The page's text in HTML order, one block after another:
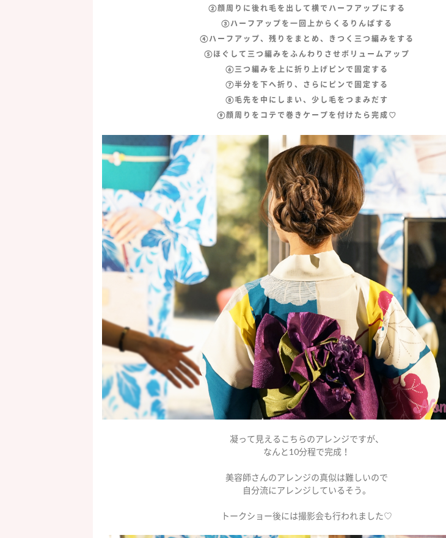
②顔周りに後れ毛を出して横でハーフアップにする
③ハーフアップを一回上からくるりんぱする
④ハーフアップ、残りをまとめ、きつく三つ編みをする
⑤ほぐして三つ編みをふんわりさせボリュームアップ
⑥三つ編みを上に折り上げピンで固定する
⑦半分を下へ折り、さらにピンで固定する
⑧毛先を中にしまい、少し毛をつまみだす
⑨顔周りをコテで巻きケープを付けたら完成♡
凝って見えるこちらのアレンジですが、
なんと10分程で完成！
美容師さんのアレンジの真似は難しいので
自分流にアレンジしているそう。
トークショー後には撮影会も行われました♡